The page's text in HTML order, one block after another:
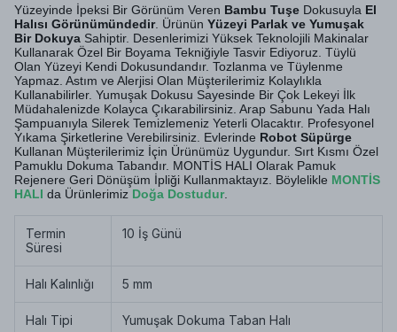
Yüzeyinde İpeksi Bir Görünüm Veren Bambu Tuşe Dokusuyla El
Halısı Görünümündedir. Ürünün Yüzeyi Parlak ve Yumuşak
Bir Dokuya Sahiptir. Desenlerimizi Yüksek Teknolojili Makinalar
Kullanarak Özel Bir Boyama Tekniğiyle Tasvir Ediyoruz. Tüylü
Olan Yüzeyi Kendi Dokusundandır. Tozlanma ve Tüylenme
Yapmaz. Astım ve Alerjisi Olan Müşterilerimiz Kolaylıkla
Kullanabilirler. Yumuşak Dokusu Sayesinde Bir Çok Lekeyi İlk
Müdahalenizde Kolayca Çıkarabilirsiniz. Arap Sabunu Yada Halı
Şampuanıyla Silerek Temizlemeniz Yeterli Olacaktır. Profesyonel
Yıkama Şirketlerine Verebilirsiniz. Evlerinde Robot Süpürge
Kullanan Müşterilerimiz İçin Ürünümüz Uygundur. Sırt Kısmı Özel
Pamuklu Dokuma Tabandır. MONTİS HALI Olarak Pamuk
Rejenere Geri Dönüşüm İpliği Kullanmaktayız. Böylelikle MONTİS
HALI da Ürünlerimiz Doğa Dostudur.
Termin
Süresi
10 İş Günü
Halı Kalınlığı 5 mm
Halı Tipi Yumuşak Dokuma Taban Halı